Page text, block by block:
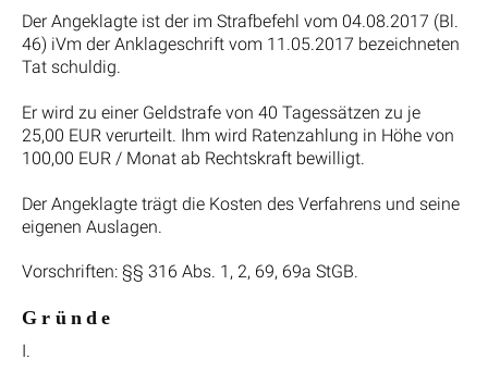
Der Angeklagte ist der im Strafbefehl vom 04.08.2017 (Bl.
46) iVm der Anklageschrift vom 11.05.2017 bezeichneten
Tat schuldig.
Er wird zu einer Geldstrafe von 40 Tagessätzen zu je
25,00 EUR verurteilt. Ihm wird Ratenzahlung in Höhe von
100,00 EUR / Monat ab Rechtskraft bewilligt.
Der Angeklagte trägt die Kosten des Verfahrens und seine
eigenen Auslagen.
Vorschriften: §§ 316 Abs. 1, 2, 69, 69a StGB.
G r ü n d e
I.